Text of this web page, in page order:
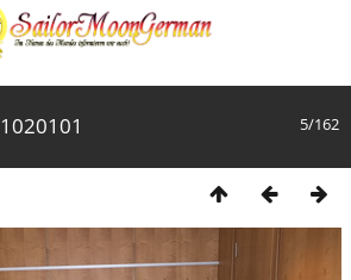
5/162
1020101